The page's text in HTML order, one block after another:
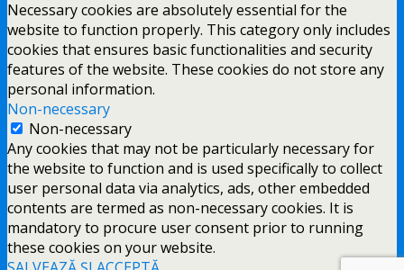
Necessary cookies are absolutely essential for the
website to function properly. This category only includes
cookies that ensures basic functionalities and security
features of the website. These cookies do not store any
personal information.
Non-necessary
Non-necessary
Any cookies that may not be particularly necessary for
the website to function and is used specifically to collect
user personal data via analytics, ads, other embedded
contents are termed as non-necessary cookies. It is
mandatory to procure user consent prior to running
these cookies on your website.